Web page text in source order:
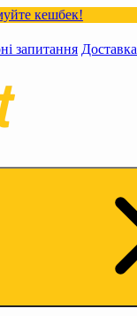
запитання Доставка